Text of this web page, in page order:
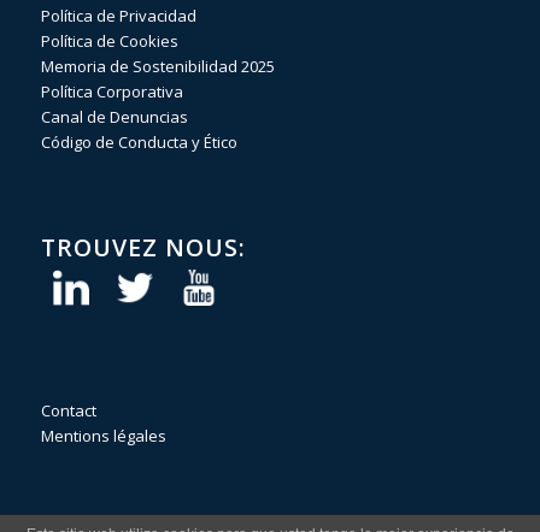
Política de Privacidad
Política de Cookies
Memoria de Sostenibilidad 2025
Política Corporativa
Canal de Denuncias
Código de Conducta y Ético
TROUVEZ NOUS:
Contact
Mentions légales